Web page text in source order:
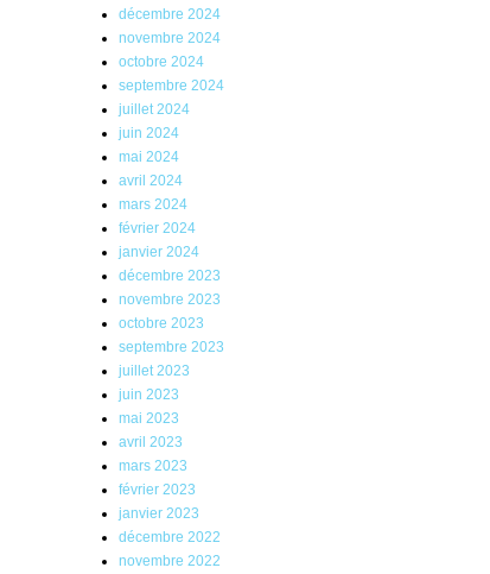
décembre 2024
novembre 2024
octobre 2024
septembre 2024
juillet 2024
juin 2024
mai 2024
avril 2024
mars 2024
février 2024
janvier 2024
décembre 2023
novembre 2023
octobre 2023
septembre 2023
juillet 2023
juin 2023
mai 2023
avril 2023
mars 2023
février 2023
janvier 2023
décembre 2022
novembre 2022